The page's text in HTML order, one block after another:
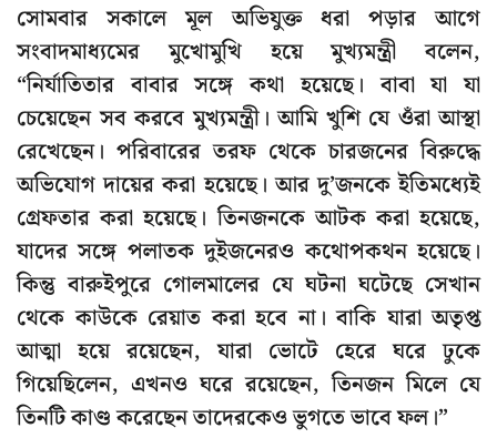
সোমবার সকালে মূল অভিযুক্ত ধরা পড়ার আগে
সংবাদমাধ্যমের মুখোমুখি হয়ে মুখ্যমন্ত্রী বলেন,
“নির্যাতিতার বাবার সঙ্গে কথা হয়েছে। বাবা যা যা
চেয়েছেন সব করবে মুখ্যমন্ত্রী। আমি খুশি যে ওঁরা আস্থা
রেখেছেন। পরিবারের তরফ থেকে চারজনের বিরুদ্ধে
অভিযোগ দায়ের করা হয়েছে। আর দু’জনকে ইতিমধ্যেই
গ্রেফতার করা হয়েছে। তিনজনকে আটক করা হয়েছে,
যাদের সঙ্গে পলাতক দুইজনেরও কথোপকথন হয়েছে।
কিন্তু বারুইপুরে গোলমালের যে ঘটনা ঘটেছে সেখান
থেকে কাউকে রেয়াত করা হবে না। বাকি যারা অতৃপ্ত
আত্মা হয়ে রয়েছেন, যারা ভোটে হেরে ঘরে ঢুকে
গিয়েছিলেন, এখনও ঘরে রয়েছেন, তিনজন মিলে যে
তিনটি কাণ্ড করেছেন তাদেরকেও ভুগতে ভাবে ফল।”